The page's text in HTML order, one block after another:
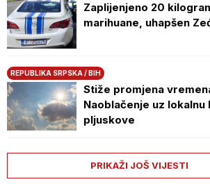
Zaplijenjeno 20
marihuane, uhapšen
REPUBLIKA SRPSKA / BIH
Stiže promjena
Naoblačenje uz lokalnu
pljuskove
PRIKAŽI JOŠ VIJESTI